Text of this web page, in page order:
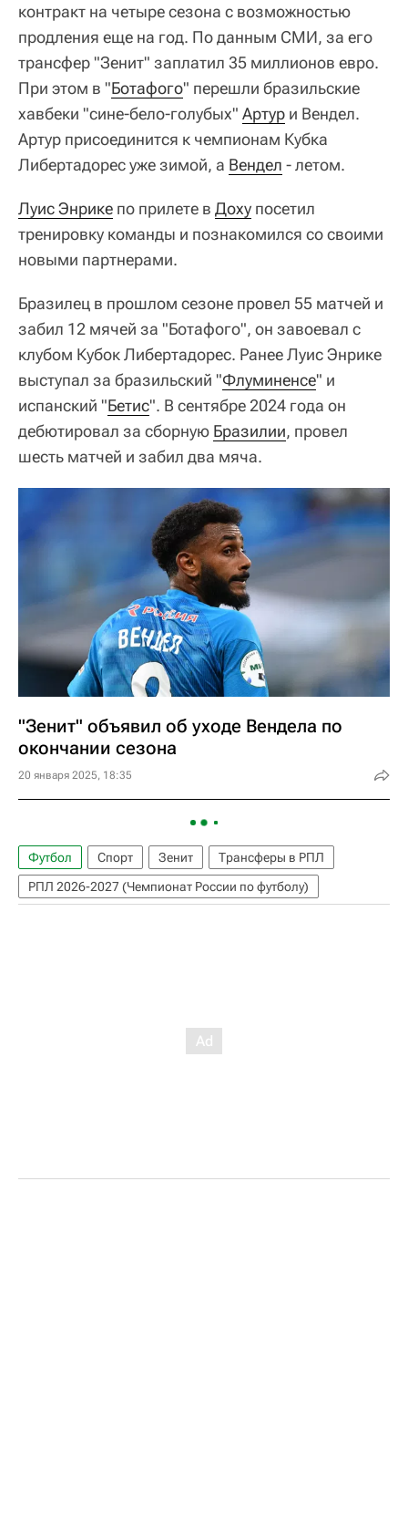
контракт на четыре сезона с возможностью
продления еще на год. По данным СМИ, за его
трансфер "Зенит" заплатил 35 миллионов евро.
При этом в "Ботафого" перешли бразильские
хавбеки "сине-бело-голубых" Артур и Вендел.
Артур присоединится к чемпионам Кубка
Либертадорес уже зимой, а Вендел - летом.
Луис Энрике по прилете в Доху посетил
тренировку команды и познакомился со своими
новыми партнерами.
Бразилец в прошлом сезоне провел 55 матчей и
забил 12 мячей за "Ботафого", он завоевал с
клубом Кубок Либертадорес. Ранее Луис Энрике
выступал за бразильский "Флуминенсе" и
испанский "Бетис". В сентябре 2024 года он
дебютировал за сборную Бразилии, провел
шесть матчей и забил два мяча.
"Зенит" объявил об уходе Вендела по
окончании сезона
20 января 2025, 18:35
Футбол Спорт Зенит
Трансферы в РПЛ
РПЛ 2026-2027 (Чемпионат России по футболу)